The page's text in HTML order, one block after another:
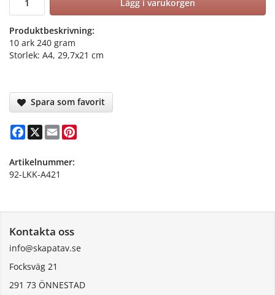
Lägg i varukorgen
Produktbeskrivning:
10 ark 240 gram
Storlek: A4, 29,7x21 cm
Spara som favorit
Facebook
X Email
Artikelnummer:
92-LKK-A421
Kontakta oss
info@skapatav.se
Focksväg 21
291 73 ÖNNESTAD